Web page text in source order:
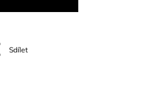
Sdílet